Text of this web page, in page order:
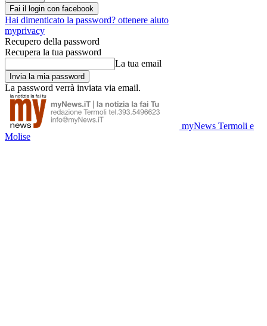
Fai il login con facebook
Hai dimenticato la password? ottenere aiuto
myprivacy
Recupero della password
Recupera la tua password
La tua email
La password verrà inviata via email.
myNews Termoli e
Molise